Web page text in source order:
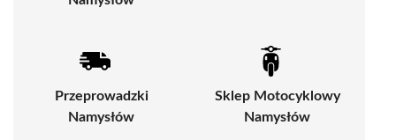
Przeprowadzki
Namysłów
Sklep Motocyklowy
Namysłów